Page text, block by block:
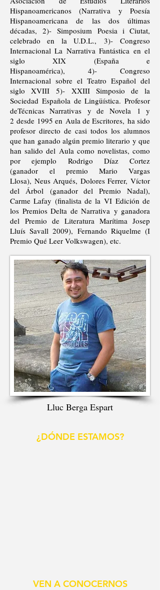
Hispanoamericanos (Narrativa y Poesía
Hispanoamericana de las dos últimas
décadas, 2)- Simposium Poesia i Ciutat,
celebrado en la U.D.L., 3)- Congreso
Internacional La Narrativa Fantástica en el
siglo XIX (España e
Hispanoamérica), 4)- Congreso
Internacional sobre el Teatro Español del
siglo XVIII 5)- XXIII Simposio de la
Sociedad Española de Lingüística. Profesor
deTécnicas Narrativas y de Novela 1 y
2 desde 1995 en Aula de Escritores, ha sido
profesor directo de casi todos los alumnos
que han ganado algún premio literario y que
han salido del Aula como novelistas, como
por ejemplo Rodrigo Díaz Cortez
(ganador el premio Mario Vargas
Llosa), Neus Arqués, Dolores Ferrer, Víctor
del Árbol (ganador del Premio Nadal),
Carme Lafay (finalista de la VI Edición de
los Premios Delta de Narrativa y ganadora
del Premio de Literatura Marítima Josep
Lluís Savall 2009), Fernando Riquelme (I
Premio Qué Leer Volkswagen), etc.
Lluc Berga Espart
¿DÓNDE ESTAMOS?
VEN A CONOCERNOS